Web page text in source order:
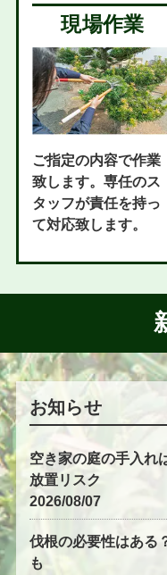
現場作業
ご指定の内容で作業
致します。専任のス
タッフが責任を持っ
て対応致します。
お知らせ
空き家の庭の手入れ
放置リスク
2026/08/07
伐根の必要性はある
も